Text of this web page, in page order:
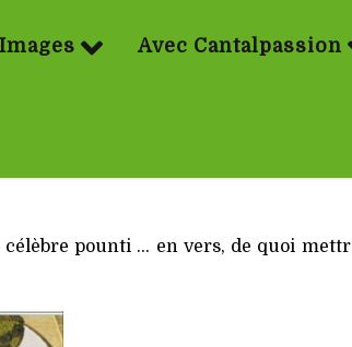
Images Avec Cantalpassion
pounti … en vers, de quoi